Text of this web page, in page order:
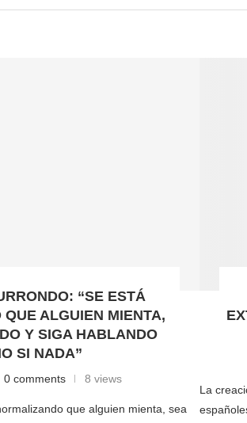
“SE ESTÁ
ALGUIEN MIENTA,
Y SIGA HABLANDO
SI NADA”
0 comments 8 views
que alguien mienta, sea
La